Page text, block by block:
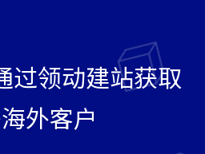
过领动建站获取
外客户